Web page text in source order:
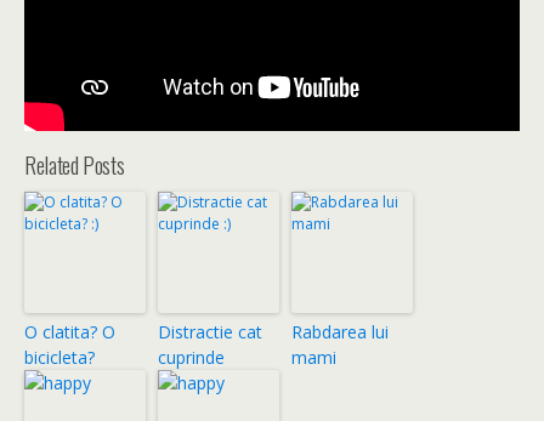
Related Posts
O clatita? O
bicicleta?
Distractie cat
cuprinde
Rabdarea lui
mami